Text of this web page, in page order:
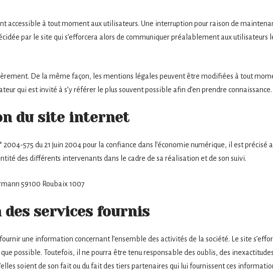
accessible à tout moment aux utilisateurs. Une interruption pour raison de
par le site qui s’efforcera alors de communiquer préalablement aux utilisateurs
De la même façon, les mentions légales peuvent être modifiées à tout
qui est invité à s’y référer le plus souvent possible afin d’en prendre connaissance.
du site internet
2004-575 du 21 juin 2004 pour la confiance dans l’économie numérique, il est précisé
des différents intervenants dans le cadre de sa réalisation et de son suivi.
59100 Roubaix 1007
des services fournis
une information concernant l’ensemble des activités de la société. Le site
possible. Toutefois, il ne pourra être tenu responsable des oublis, des
soient de son fait ou du fait des tiers partenaires qui lui fournissent ces